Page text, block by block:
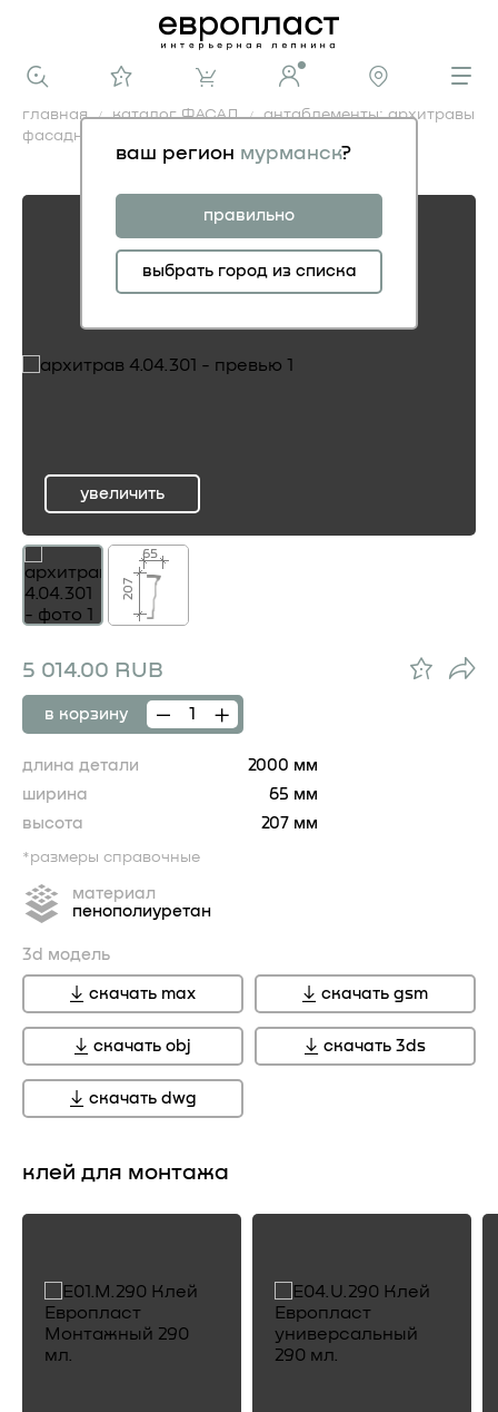
ваш регион мурманск?
правильно
выбрать город из списка
главная каталог ФАСАД
антаблементы: архитравы
фасадные
архитрав 4.04.301
ru
увеличить
65
207
5 014.00 RUB
в корзину
длина детали
2000 мм
ширина
65 мм
высота
207 мм
*размеры справочные
материал
пенополиуретан
3d модель
скачать max скачать gsm
скачать obj скачать 3ds
скачать dwg
клей для монтажа